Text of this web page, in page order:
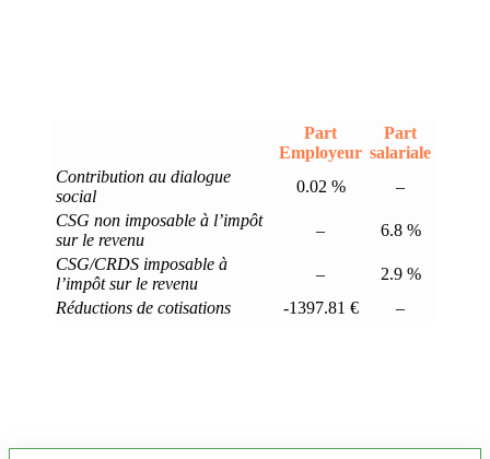
Part
Employeur
Part
salariale
Contribution au dialogue
social
0.02 %
–
CSG non imposable à l’impôt
sur le revenu
–
6.8 %
CSG/CRDS imposable à
l’impôt sur le revenu
–
2.9 %
Réductions de cotisations
-1397.81 € –